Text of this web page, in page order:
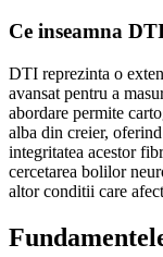
Ce inseamna
DTI reprezinta o
avansat pentru a
abordare permite
alba din creier,
integritatea acestor
cercetarea bolilor
altor conditii care